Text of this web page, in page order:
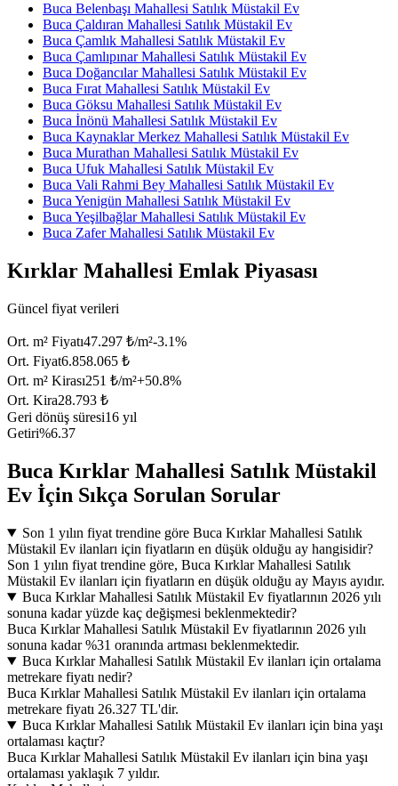
Buca Belenbaşı Mahallesi Satılık Müstakil Ev
Buca Çaldıran Mahallesi Satılık Müstakil Ev
Buca Çamlık Mahallesi Satılık Müstakil Ev
Buca Çamlıpınar Mahallesi Satılık Müstakil Ev
Buca Doğancılar Mahallesi Satılık Müstakil Ev
Buca Fırat Mahallesi Satılık Müstakil Ev
Buca Göksu Mahallesi Satılık Müstakil Ev
Buca İnönü Mahallesi Satılık Müstakil Ev
Buca Kaynaklar Merkez Mahallesi Satılık Müstakil Ev
Buca Murathan Mahallesi Satılık Müstakil Ev
Buca Ufuk Mahallesi Satılık Müstakil Ev
Buca Vali Rahmi Bey Mahallesi Satılık Müstakil Ev
Buca Yenigün Mahallesi Satılık Müstakil Ev
Buca Yeşilbağlar Mahallesi Satılık Müstakil Ev
Buca Zafer Mahallesi Satılık Müstakil Ev
Kırklar Mahallesi Emlak Piyasası
Güncel fiyat verileri
Ort. m² Fiyatı47.297 ₺/m²-3.1%
Ort. Fiyat6.858.065 ₺
Ort. m² Kirası251 ₺/m²+50.8%
Ort. Kira28.793 ₺
Geri dönüş süresi16 yıl
Getiri%6.37
Buca Kırklar Mahallesi Satılık Müstakil
Ev İçin Sıkça Sorulan Sorular
Son 1 yılın fiyat trendine göre Buca Kırklar Mahallesi Satılık
Müstakil Ev ilanları için fiyatların en düşük olduğu ay hangisidir?
Son 1 yılın fiyat trendine göre, Buca Kırklar Mahallesi Satılık
Müstakil Ev ilanları için fiyatların en düşük olduğu ay Mayıs ayıdır.
Buca Kırklar Mahallesi Satılık Müstakil Ev fiyatlarının 2026 yılı
sonuna kadar yüzde kaç değişmesi beklenmektedir?
Buca Kırklar Mahallesi Satılık Müstakil Ev fiyatlarının 2026 yılı
sonuna kadar %31 oranında artması beklenmektedir.
Buca Kırklar Mahallesi Satılık Müstakil Ev ilanları için ortalama
metrekare fiyatı nedir?
Buca Kırklar Mahallesi Satılık Müstakil Ev ilanları için ortalama
metrekare fiyatı 26.327 TL'dir.
Buca Kırklar Mahallesi Satılık Müstakil Ev ilanları için bina yaşı
ortalaması kaçtır?
Buca Kırklar Mahallesi Satılık Müstakil Ev ilanları için bina yaşı
ortalaması yaklaşık 7 yıldır.